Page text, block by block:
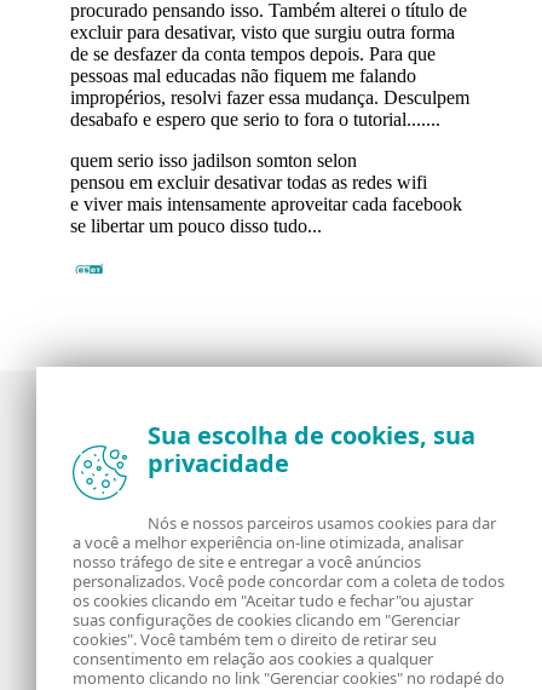
Notícias, opiniões e análises da comunidade de
segurança da ESET
Sobre o WeLiveSecurity RSS Feed
Fale Conosco Endereço
Informação Legal Política de Cookies
Sua escolha de cookies, sua
privacidade
Nós e nossos parceiros usamos cookies para dar
a você a melhor experiência on-line otimizada, analisar
nosso tráfego de site e entregar a você anúncios
personalizados. Você pode concordar com a coleta de todos
os cookies clicando em "Aceitar tudo e fechar"ou ajustar
suas configurações de cookies clicando em "Gerenciar
cookies". Você também tem o direito de retirar seu
consentimento em relação aos cookies a qualquer
momento clicando no link "Gerenciar cookies" no rodapé do